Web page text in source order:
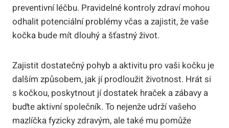
preventivní léčbu. Pravidelné kontroly zdraví mohou
odhalit potenciální problémy včas a zajistit, že vaše
kočka bude mít dlouhý a šťastný život.
Zajistit dostatečný pohyb a aktivitu pro vaši kočku je
dalším způsobem, jak jí prodloužit životnost. Hrát si
s kočkou, poskytnout jí dostatek hraček a zábavy a
buďte aktivní společník. To nejenže udrží vašeho
mazlíčka fyzicky zdravým, ale také mu pomůže